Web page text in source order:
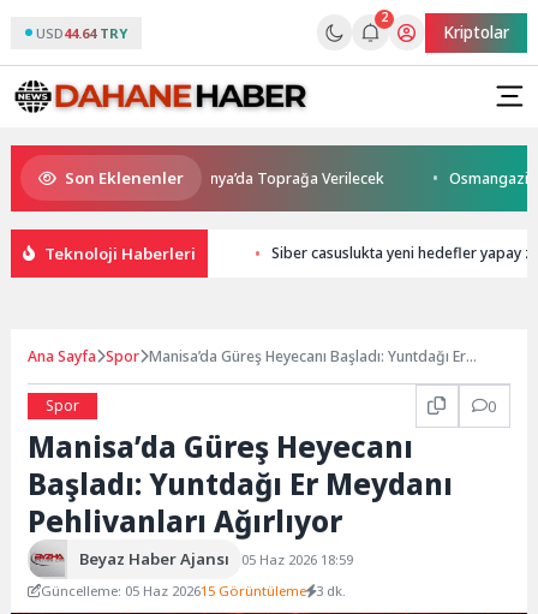
USD44.64 TRY
2
Kriptolar
Son Eklenenler
Kaybetti: Kuzey Makedonya’da Toprağa Verilecek Osmangazi’de
Teknoloji Haberleri Siber casuslukta yeni hedefler yapay
Ana Sayfa Spor Manisa’da Güreş Heyecanı Başladı: Yuntdağı Er
Spor
0
Manisa’da Güreş Heyecanı
Başladı: Yuntdağı Er Meydanı
Pehlivanları Ağırlıyor
Beyaz Haber Ajansı
05 Haz 2026 18:59
Güncelleme: 05 Haz 202615 Görüntüleme 3 dk.